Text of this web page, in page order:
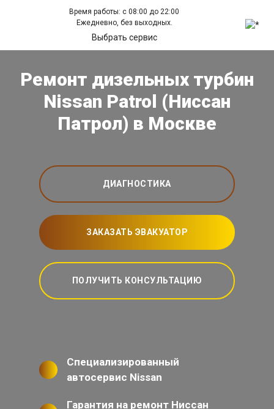
Время работы: с 08:00 до 22:00
Ежедневно, без выходных.
Выбрать сервис
Ремонт дизельных турбин
Nissan Patrol (Ниссан
Патрол) в Москве
ДИАГНОСТИКА
ЗАКАЗАТЬ ЭВАКУАТОР
ПОЛУЧИТЬ КОНСУЛЬТАЦИЮ
Специализированный
автосервис Nissan
Гарантия на ремонт Ниссан